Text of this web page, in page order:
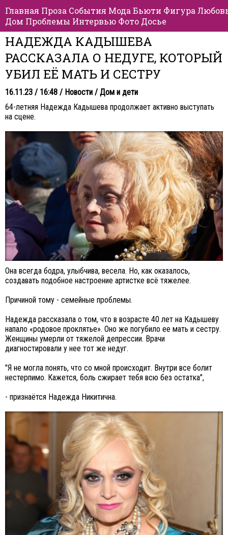
Главная Проза События Мода Бьюти Фигура
Дом Проблемы Интервью Фото Досье
НАДЕЖДА КАДЫШЕВА
РАССКАЗАЛА О НЕДУГЕ, КОТОРЫЙ
УБИЛ ЕЁ МАТЬ И СЕСТРУ
16.11.23 / 16:48 / Новости / Дом и дети
64-летняя Надежда Кадышева продолжает активно выступать
на сцене.
Она всегда бодра, улыбчива, весела. Но, как оказалось,
создавать подобное настроение артистке всё тяжелее.
Причиной тому - семейные проблемы.
Надежда рассказала о том, что в возрасте 40 лет на Кадышеву
напало «родовое проклятье». Оно же погубило ее мать и сестру.
Женщины умерли от тяжелой депрессии. Врачи
диагностировали у нее тот же недуг.
"Я не могла понять, что со мной происходит. Внутри все болит
нестерпимо. Кажется, боль сжирает тебя всю без остатка",
- признаётся Надежда Никитична.